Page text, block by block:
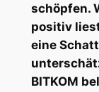
schöpfen.
positiv
eine
BITKOM